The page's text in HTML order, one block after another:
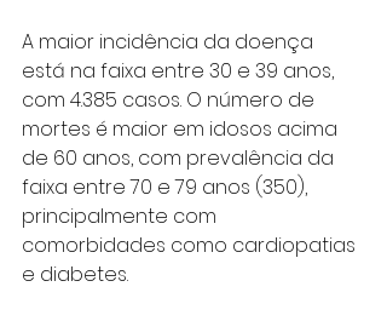
A maior incidência da doença
está na faixa entre 30 e 39 anos,
com 4.385 casos. O número de
mortes é maior em idosos acima
de 60 anos, com prevalência da
faixa entre 70 e 79 anos (350),
principalmente com
comorbidades como cardiopatias
e diabetes.